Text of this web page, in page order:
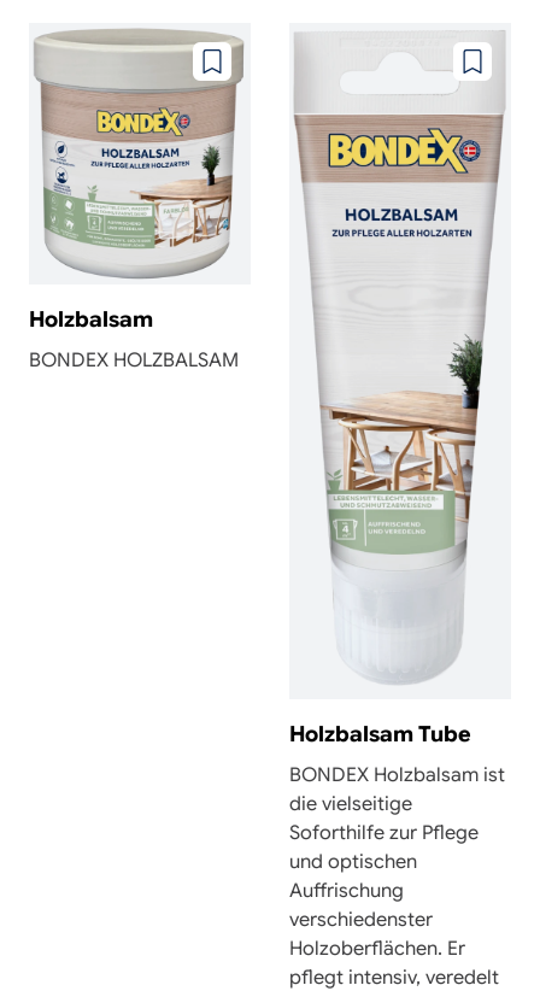
Zu
wunschzettel
hinzufügen
Holzbalsam
BONDEX HOLZBALSAM
Zu
Holzbalsam Tube
BONDEX Holzbalsam ist
die vielseitige
Soforthilfe zur Pflege
und optischen
Auffrischung
verschiedenster
Holzoberflächen. Er
pflegt intensiv, veredelt